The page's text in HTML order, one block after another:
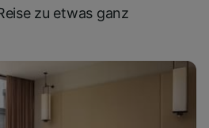
zu etwas ganz